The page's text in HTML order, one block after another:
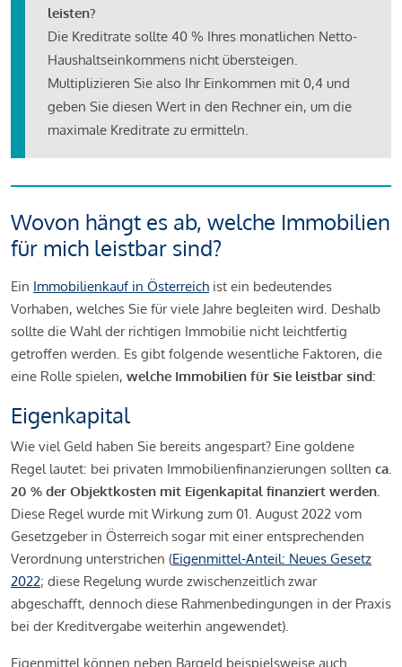
leisten?
Die Kreditrate sollte 40 % Ihres monatlichen Netto-
Haushaltseinkommens nicht übersteigen.
Multiplizieren Sie also Ihr Einkommen mit 0,4 und
geben Sie diesen Wert in den Rechner ein, um die
maximale Kreditrate zu ermitteln.
Wovon hängt es ab, welche Immobilien
für mich leistbar sind?
Ein Immobilienkauf in Österreich ist ein bedeutendes
Vorhaben, welches Sie für viele Jahre begleiten wird. Deshalb
sollte die Wahl der richtigen Immobilie nicht leichtfertig
getroffen werden. Es gibt folgende wesentliche Faktoren, die
eine Rolle spielen, welche Immobilien für Sie leistbar sind:
Eigenkapital
Wie viel Geld haben Sie bereits angespart? Eine goldene
Regel lautet: bei privaten Immobilienfinanzierungen sollten ca.
20 % der Objektkosten mit Eigenkapital finanziert werden.
Diese Regel wurde mit Wirkung zum 01. August 2022 vom
Gesetzgeber in Österreich sogar mit einer entsprechenden
Verordnung unterstrichen (Eigenmittel-Anteil: Neues Gesetz
2022; diese Regelung wurde zwischenzeitlich zwar
abgeschafft, dennoch diese Rahmenbedingungen in der Praxis
bei der Kreditvergabe weiterhin angewendet).
Eigenmittel können neben Bargeld beispielsweise auch